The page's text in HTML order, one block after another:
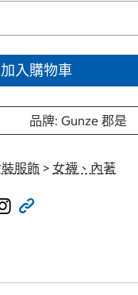
加入購物車
品牌: Gunze 郡是
服飾 > 女襪、內著